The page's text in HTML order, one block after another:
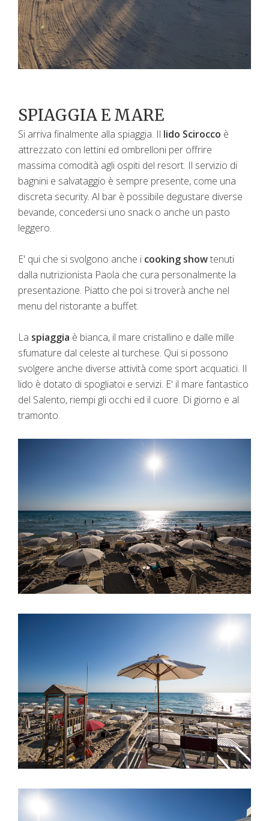
SPIAGGIA E MARE
Si arriva finalmente alla spiaggia. Il lido Scirocco è
attrezzato con lettini ed ombrelloni per offrire
massima comodità agli ospiti del resort. Il servizio di
bagnini e salvataggio è sempre presente, come una
discreta security. Al bar è possibile degustare diverse
bevande, concedersi uno snack o anche un pasto
leggero.
E' qui che si svolgono anche i cooking showtenuti
dalla nutrizionista Paola che cura personalmente la
presentazione. Piatto che poi si troverà anche nel
menu del ristorante a buffet.
La spiaggia è bianca, il mare cristallino e dalle mille
sfumature dal celeste al turchese. Qui si possono
svolgere anche diverse attività come sport acquatici. Il
lido è dotato di spogliatoi e servizi. E' il mare fantastico
del Salento, riempi gli occhi ed il cuore. Di giorno e al
tramonto.